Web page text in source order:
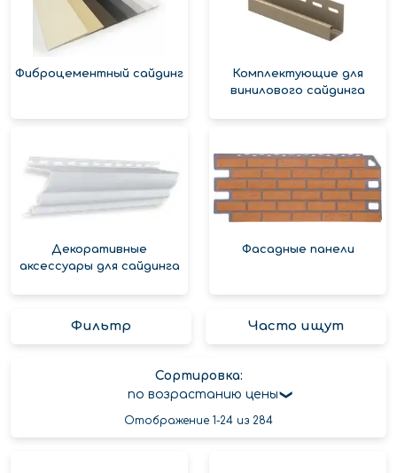
Фиброцементный сайдинг
Комплектующие для
винилового сайдинга
Декоративные
аксессуары для сайдинга
Фасадные панели
Фильтр Часто ищут
Сортировка:
по возрастанию цены
Отображение 1-24 из 284